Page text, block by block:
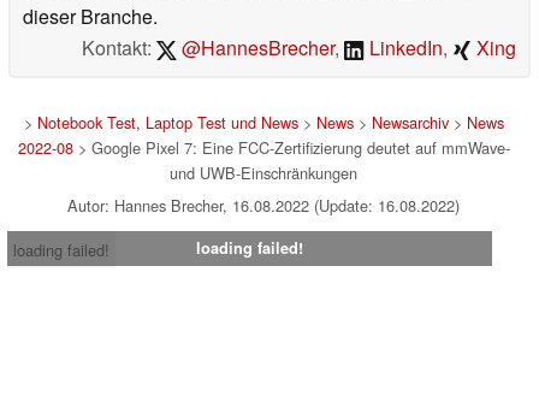
dieser Branche.
Kontakt:
@HannesBrecher, LinkedIn, Xing
> Notebook Test, Laptop Test und News> News> Newsarchiv> News
2022-08> Google Pixel 7: Eine FCC-Zertifizierung deutet auf mmWave-
und UWB-Einschränkungen
Autor: Hannes Brecher, 16.08.2022 (Update: 16.08.2022)
loading failed!
loading failed!